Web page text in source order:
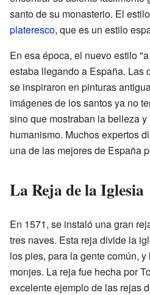
santo de su monasterio. El
plateresco, que es un estilo
En esa época, el nuevo estilo
estaba llegando a España. Las
se inspiraron en pinturas
imágenes de los santos ya no
sino que mostraban la belleza
humanismo. Muchos expertos
una de las mejores de España
La Reja de la Iglesia
En 1571, se instaló una gran
tres naves. Esta reja divide la
los pies, para la gente común,
monjes. La reja fue hecha por
excelente ejemplo de las rejas